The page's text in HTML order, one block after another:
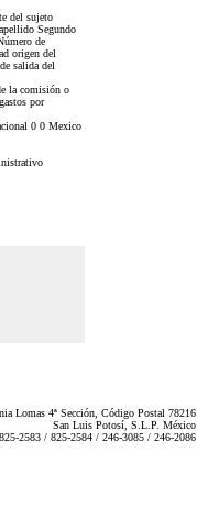
del sujeto
Segundo
de
origen del
salida del
la comisión o
por
0 0 Mexico
Lomas 4ª Sección, Código Postal 78216
San Luis Potosí, S.L.P. México
2583 / 825-2584 / 246-3085 / 246-2086